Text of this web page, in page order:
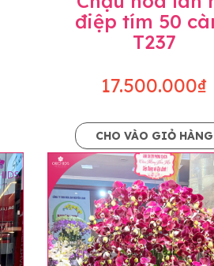
điệp tím 50
T237
17.500.000₫
CHO VÀO GIỎ HÀNG